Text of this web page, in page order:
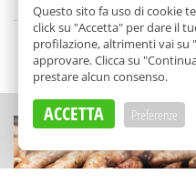
di
SCELTO
Questo sito fa uso di cookie
click su "Accetta" per dare il
profilazione, altrimenti vai su
approvare. Clicca su
prestare alcun consenso.
ACCETTA Preferenze